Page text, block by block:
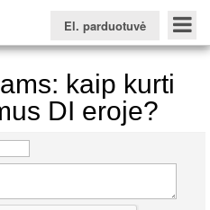
El. parduotuvė
Apie studijas užsienyje Testai
kaip kurti
DI eroje?